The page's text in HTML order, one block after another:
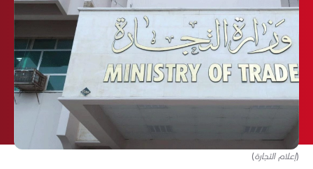
(إعلام التجارة)